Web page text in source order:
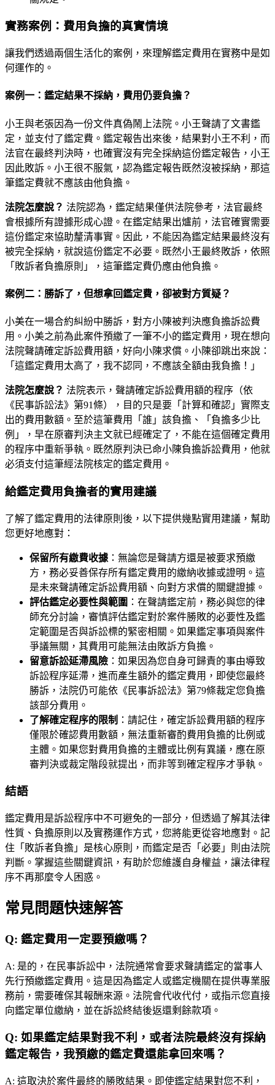
實務案例：費用負擔的真實情境
讓我們透過兩個生活化的案例，來理解鑑定費用在實務中是如
何運作的。
案例一：鑑定結果不採納，費用仍要負擔？
小王與老張因為一份文件真偽鬧上法院。小王聲請了文書鑑
定，並支付了鑑定費。鑑定報告出來後，結果對小王不利，而
法官在最終判決時，也確實沒有完全採納這份鑑定報告，小王
因此敗訴。小王很不服氣，認為鑑定報告既然沒被採納，那這
筆鑑定費就不應該由他負擔。
法院怎麼說？ 法院認為，鑑定結果僅供法院參考，法官最終
會根據所有證據形成心證。在鑑定結果出爐前，法官確實需要
這份鑑定來協助釐清事實。因此，不能因為鑑定結果最終沒有
被完全採納，就說這份鑑定不必要。既然小王最終敗訴，依照
「敗訴者負擔原則」，這筆鑑定費仍應由他負擔。
案例二：勝訴了，但想拿回鑑定費，卻被對方質疑？
小美在一場合約糾紛中勝訴，對方小陳被判決應負擔訴訟費
用。小美之前為此案件預繳了一筆不小的鑑定費用，現在想向
法院聲請確定訴訟費用額，好向小陳求償。小陳卻跳出來說：
「這鑑定費用太高了，我不認同，不應該全額由我負擔！」
法院怎麼說？ 法院表示，聲請確定訴訟費用額的程序（依
《民事訴訟法》第91條），目的只是要「計算和確認」實際支
出的費用數額。至於這筆費用「誰」該負擔、「負擔多少比
例」，早在原審判決主文就已經確定了，不能在這個確定費用
的程序中重新爭執。既然原判決已命小陳負擔訴訟費用，他就
必須支付這筆經法院核定的鑑定費用。
給鑑定費用負擔者的實用建議
了解了鑑定費用的法律原則後，以下提供幾點實用建議，幫助
您更好地應對：
保留所有繳費收據 ：無論您是聲請方還是被要求預繳
方，務必妥善保存所有鑑定費用的繳納收據或證明。這
是未來聲請確定訴訟費用額、向對方求償的關鍵證據。
評估鑑定必要性與範圍 ：在聲請鑑定前，務必與您的律
師充分討論，審慎評估鑑定對於案件勝敗的必要性及鑑
定範圍是否與訴訟標的緊密相關。如果鑑定事項與案件
爭議無關，其費用可能無法由敗訴方負擔。
留意訴訟延滯風險 ：如果因為您自身可歸責的事由導致
訴訟程序延滯，進而產生額外的鑑定費用，即使您最終
勝訴，法院仍可能依《民事訴訟法》第79條裁定您負擔
該部分費用。
了解確定程序的限制 ：請記住，確定訴訟費用額的程序
僅限於確認費用數額，無法重新審酌費用負擔的比例或
主體。如果您對費用負擔的主體或比例有異議，應在原
審判決或裁定階段就提出，而非等到確定程序才爭執。
結語
鑑定費用是訴訟程序中不可避免的一部分，但透過了解其法律
性質、負擔原則以及實務運作方式，您將能更從容地應對。記
住「敗訴者負擔」是核心原則，而鑑定是否「必要」則由法院
判斷。掌握這些關鍵資訊，有助於您維護自身權益，讓法律程
序不再那麼令人困惑。
常見問題快速解答
Q: 鑑定費用一定要預繳嗎？
A: 是的，在民事訴訟中，法院通常會要求聲請鑑定的當事人
先行預繳鑑定費用。這是因為鑑定人或鑑定機關在提供專業服
務前，需要確保其報酬來源。法院會代收代付，或指示您直接
向鑑定單位繳納，並在訴訟終結後返還剩餘款項。
Q: 如果鑑定結果對我不利，或者法院最終沒有採納
鑑定報告，我預繳的鑑定費還能拿回來嗎？
A: 這取決於案件最終的勝敗結果。即使鑑定結果對您不利，